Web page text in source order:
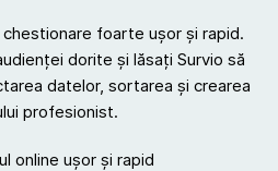
foarte ușor și rapid.
dorite și lăsați Survio să
datelor, sortarea și crearea
profesionist.
online ușor și rapid